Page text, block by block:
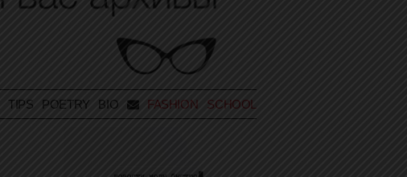
TIPS POETRY BIO FASHION SCHOOL